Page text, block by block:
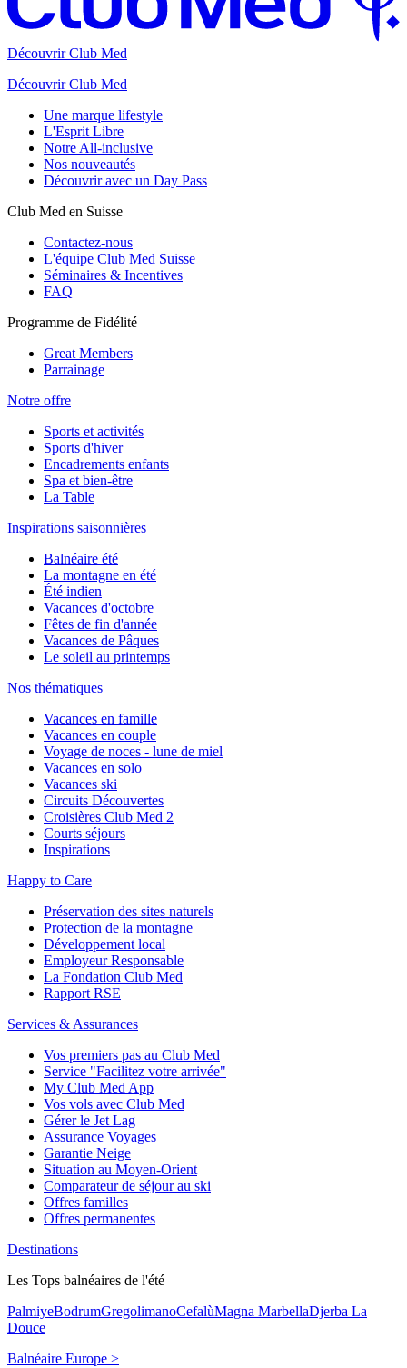
Découvrir Club Med
Découvrir Club Med
Une marque lifestyle
L'Esprit Libre
Notre All-inclusive
Nos nouveautés
Découvrir avec un Day Pass
Club Med en Suisse
Contactez-nous
L'équipe Club Med Suisse
Séminaires & Incentives
FAQ
Programme de Fidélité
Great Members
Parrainage
Notre offre
Sports et activités
Sports d'hiver
Encadrements enfants
Spa et bien-être
La Table
Inspirations saisonnières
Balnéaire été
La montagne en été
Été indien
Vacances d'octobre
Fêtes de fin d'année
Vacances de Pâques
Le soleil au printemps
Nos thématiques
Vacances en famille
Vacances en couple
Voyage de noces - lune de miel
Vacances en solo
Vacances ski
Circuits Découvertes
Croisières Club Med 2
Courts séjours
Inspirations
Happy to Care
Préservation des sites naturels
Protection de la montagne
Développement local
Employeur Responsable
La Fondation Club Med
Rapport RSE
Services & Assurances
Vos premiers pas au Club Med
Service "Facilitez votre arrivée"
My Club Med App
Vos vols avec Club Med
Gérer le Jet Lag
Assurance Voyages
Garantie Neige
Situation au Moyen-Orient
Comparateur de séjour au ski
Offres familles
Offres permanentes
Destinations
Les Tops balnéaires de l'été
PalmiyeBodrumGregolimanoCefalùMagna MarbellaDjerba La
Douce
Balnéaire Europe >